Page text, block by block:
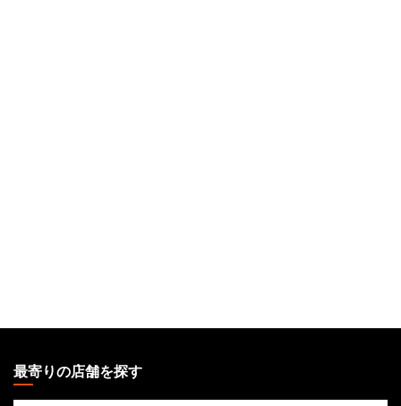
THE
GATHERING
最寄りの店舗を探す